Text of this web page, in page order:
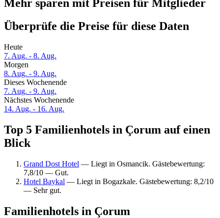
Mehr sparen mit Preisen für Mitglieder
Überprüfe die Preise für diese Daten
Heute
7. Aug. - 8. Aug.
Morgen
8. Aug. - 9. Aug.
Dieses Wochenende
7. Aug. - 9. Aug.
Nächstes Wochenende
14. Aug. - 16. Aug.
Top 5 Familienhotels in Çorum auf einen
Blick
Grand Dost Hotel — Liegt in Osmancik. Gästebewertung:
7,8/10 — Gut.
Hotel Baykal — Liegt in Bogazkale. Gästebewertung: 8,2/10
— Sehr gut.
Familienhotels in Çorum